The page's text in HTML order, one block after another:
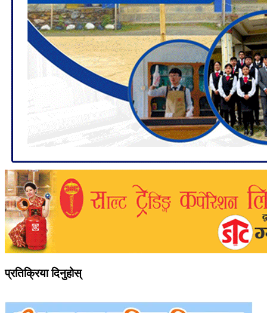
प्रतिक्रिया दिनुहोस्